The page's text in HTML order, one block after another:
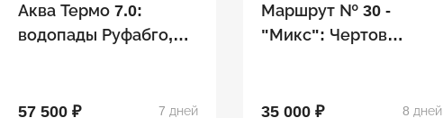
Аква Термо 7.0:
водопады Руфабго,
термальные
57 500 ₽ 7 дней
Маршрут № 30 -
"Микс": Чертов
перевал, водопады
35 000 ₽ 8 дней